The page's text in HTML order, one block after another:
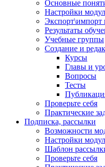
Основные
Настройки
Экспорт\импорт
Результаты
Учебные группы
Создание и
Курсы
Главы и
Вопросы
Тесты
Проверьте себя
Практические
Подписка, рассылки
Возможности
Настройки
Шаблон
Проверьте себя